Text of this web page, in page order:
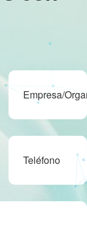
Empresa/
Teléfono
comercial/